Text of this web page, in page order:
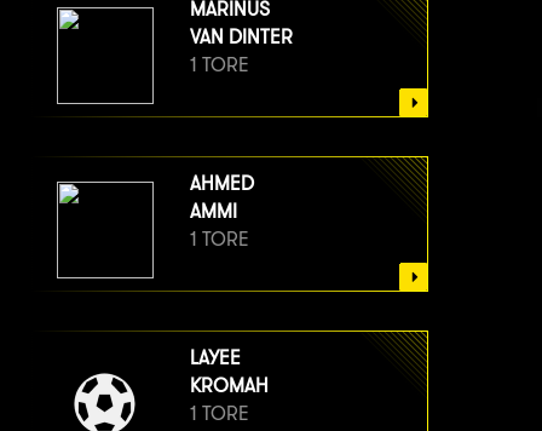
MARINUS
VAN DINTER
1 TORE
AHMED
AMMI
1 TORE
LAYEE
KROMAH
1 TORE